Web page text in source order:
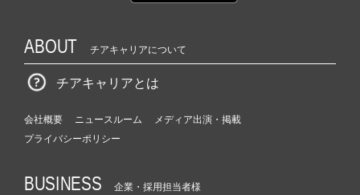
ABOUT チアキャリアについて
チアキャリアとは
会社概要 ニュースルーム
メディア出演・掲載
プライバシーポリシー
BUSINESS 企業・採用担当者様